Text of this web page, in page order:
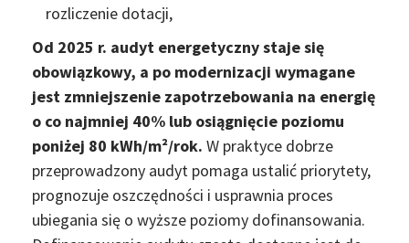
rozliczenie dotacji,
Od 2025 r. audyt energetyczny staje się
obowiązkowy, a po modernizacji wymagane
jest zmniejszenie zapotrzebowania na energię
o co najmniej 40% lub osiągnięcie poziomu
poniżej 80 kWh/m²/rok. W praktyce dobrze
przeprowadzony audyt pomaga ustalić priorytety,
prognozuje oszczędności i usprawnia proces
ubiegania się o wyższe poziomy dofinansowania.